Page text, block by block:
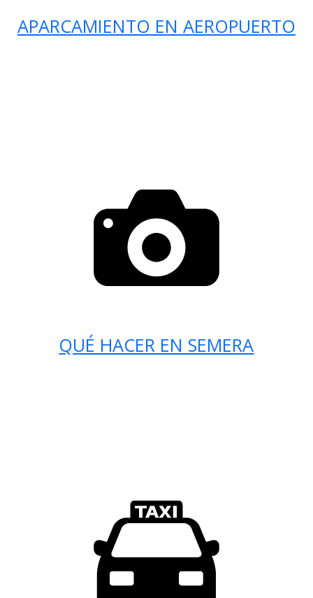
APARCAMIENTO EN AEROPUERTO
QUÉ HACER EN SEMERA